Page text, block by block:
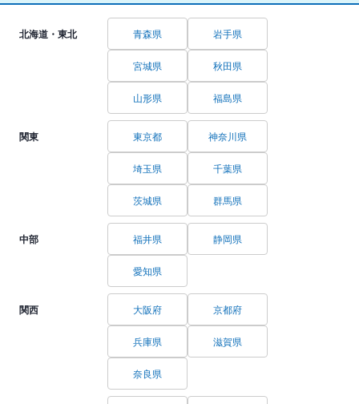
北海道・東北 青森県 岩手県
宮城県 秋田県
山形県 福島県
関東 東京都 神奈川県
埼玉県 千葉県
茨城県 群馬県
中部 福井県 静岡県
愛知県
関西 大阪府 京都府
兵庫県 滋賀県
奈良県